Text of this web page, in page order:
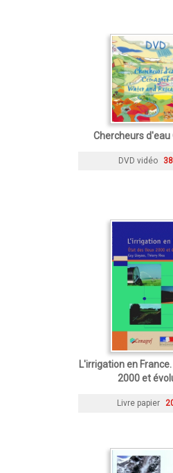
Chercheurs
DVD vidéo
L'irrigation en
2000 et
Livre papier